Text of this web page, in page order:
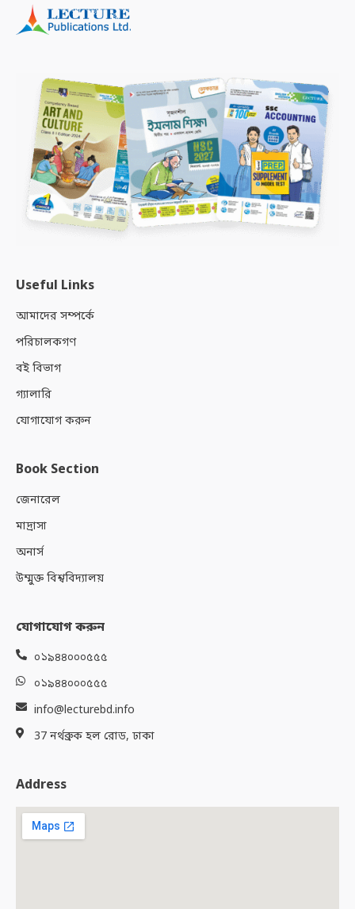
Useful Links
আমাদের সম্পর্কে
পরিচালকগণ
বই বিভাগ
গ্যালারি
যোগাযোগ করুন
Book Section
জেনারেল
মাদ্রাসা
অনার্স
উম্মুক্ত বিশ্ববিদ্যালয়
যোগাযোগ করুন
০১৯৪৪০০০৫৫৫
০১৯৪৪০০০৫৫৫
info@lecturebd.info
37 নর্থব্রুক হল রোড, ঢাকা
Address